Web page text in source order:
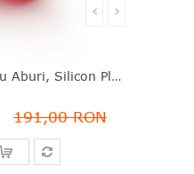
Recipient Gătit Cu Aburi, Silicon Platinat, Roșu, 1 L, Lékué - 8710755881862
191,00 RON
‹ ›